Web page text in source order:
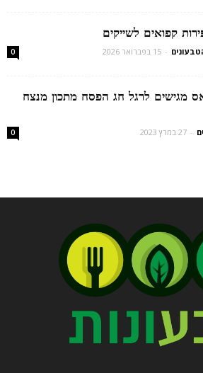
קפואים לשייקים
- 15 בפברואר 2026 0
מגישים לרגל חג הפסח מתכון מנצח
- 27 במרץ 2023 0